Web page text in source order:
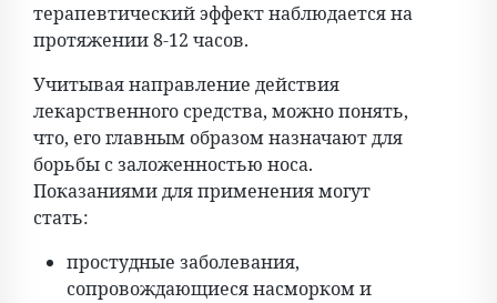
терапевтический эффект наблюдается на
протяжении 8-12 часов.
Учитывая направление действия
лекарственного средства, можно понять,
что, его главным образом назначают для
борьбы с заложенностью носа.
Показаниями для применения могут
стать:
простудные заболевания,
сопровождающиеся насморком и